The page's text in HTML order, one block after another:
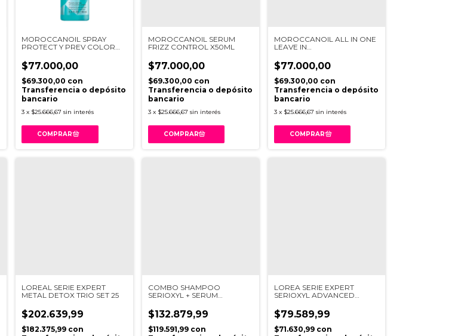
MOROCCANOIL SPRAY
PROTECT Y PREV COLOR
$77.000,00
$69.300,00 con
Transferencia o depósito
bancario
3 x $25.666,67 sin interés
MOROCCANOIL SERUM
FRIZZ CONTROL X50ML
$77.000,00
$69.300,00 con
Transferencia o depósito
bancario
3 x $25.666,67 sin interés
MOROCCANOIL ALL IN ONE
LEAVE IN
$77.000,00
$69.300,00 con
Transferencia o depósito
bancario
3 x $25.666,67 sin interés
LOREAL SERIE EXPERT
METAL DETOX TRIO SET 25
$202.639,99
$182.375,99 con
COMBO SHAMPOO
SERIOXYL + SERUM
ANTICAIDA
$132.879,99
$119.591,99 con
LOREA SERIE EXPERT
SERIOXYL ADVANCED
$79.589,99
$71.630,99 con